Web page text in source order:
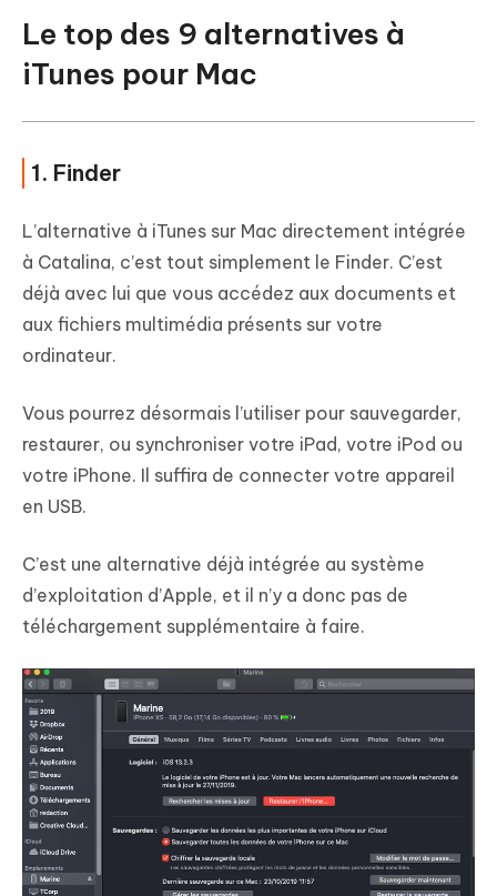
Le top des 9 alternatives à
iTunes pour Mac
1. Finder
L’alternative à iTunes sur Mac directement intégrée
à Catalina, c’est tout simplement le Finder. C’est
déjà avec lui que vous accédez aux documents et
aux fichiers multimédia présents sur votre
ordinateur.
Vous pourrez désormais l’utiliser pour sauvegarder,
restaurer, ou synchroniser votre iPad, votre iPod ou
votre iPhone. Il suffira de connecter votre appareil
en USB.
C’est une alternative déjà intégrée au système
d’exploitation d’Apple, et il n’y a donc pas de
téléchargement supplémentaire à faire.